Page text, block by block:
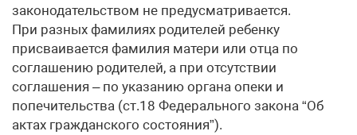
законодательством не предусматривается.
При разных фамилиях родителей ребенку
присваивается фамилия матери или отца по
соглашению родителей, а при отсутствии
соглашения – по указанию органа опеки и
попечительства (ст.18 Федерального закона “Об
актах гражданского состояния”).